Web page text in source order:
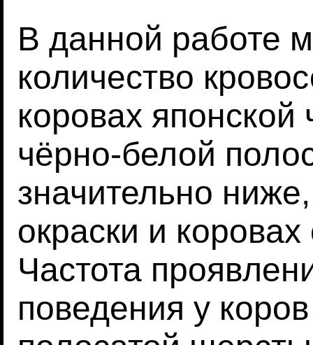
В данной работе
количество
коровах
чёрно-белой
значительно
окраски и
Частота
поведения у